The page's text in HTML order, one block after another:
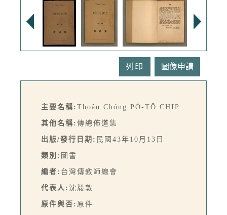
列印
主要名稱: Thoân Chóng PÒ͘-TŌ CHI̍P
其他名稱: 傳總佈道集
出版/發行日期: 民國43年10月13日
類別: 圖書
編者: 台灣傳教師總會
代表人: 沈毅敦
原件與否: 原件